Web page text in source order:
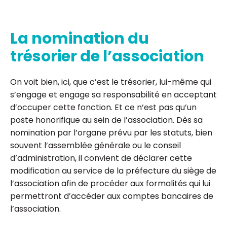
La nomination du
trésorier de l’association
On voit bien, ici, que c’est le trésorier, lui-même qui
s’engage et engage sa responsabilité en acceptant
d’occuper cette fonction. Et ce n’est pas qu’un
poste honorifique au sein de l’association. Dès sa
nomination par l’organe prévu par les statuts, bien
souvent l’assemblée générale ou le conseil
d’administration, il convient de déclarer cette
modification au service de la préfecture du siège de
l’association afin de procéder aux formalités qui lui
permettront d’accéder aux comptes bancaires de
l’association.